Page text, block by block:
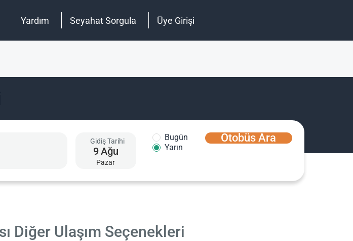
Yardım Seyahat Sorgula Üye Girişi
Gidiş Tarihi
9Ağu
Pazar
Bugün
Yarın
Otobüs Ara
Diğer Ulaşım Seçenekleri